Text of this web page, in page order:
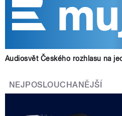
Audiosvět Českého rozhlasu na
NEJPOSLOUCHANĚJŠÍ